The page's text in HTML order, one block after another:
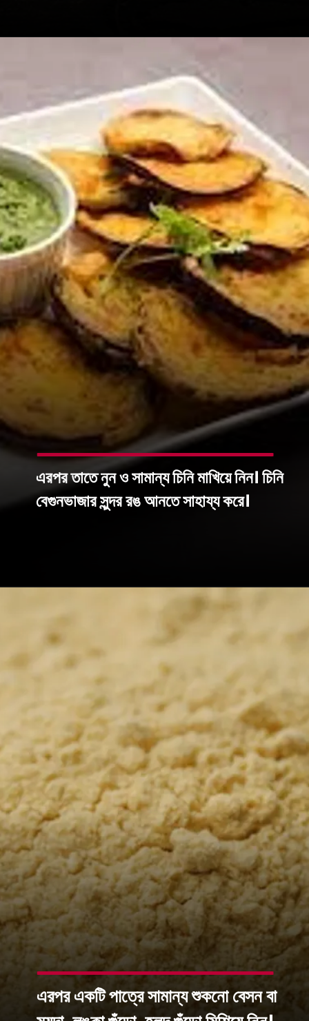
এরপর তাতে নুন ও সামান্য চিনি মাখিয়ে নিন। চিনি
বেগুনভাজার সুন্দর রঙ আনতে সাহায্য করে।
এরপর একটি পাত্রে সামান্য শুকনো বেসন বা